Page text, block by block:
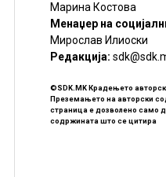
Марина Костова
Менаџер на
Мирослав Илиоски
Редакцијa:
©SDK.MK Крадењето
Преземањето на авторски
страница е дозволено само
содржината што се цитира